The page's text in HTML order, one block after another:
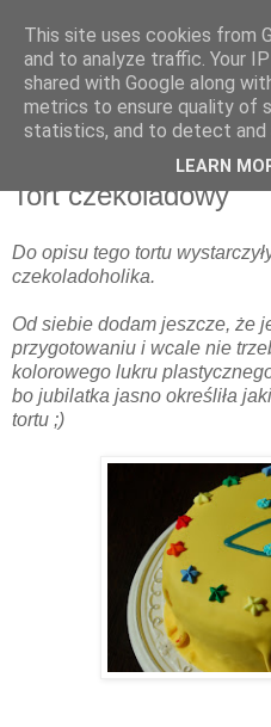
środa, 28 kwietnia 2010
Tort czekoladowy
Do opisu tego tortu
czekoladoholika.
Od siebie dodam jeszcze, że
przygotowaniu i wcale nie
kolorowego lukru
bo jubilatka jasno określiła
tortu ;)
This site uses cookies from
and to analyze traffic. Your
shared with Google along
metrics to ensure quality of
statistics, and to detect and
LEARN